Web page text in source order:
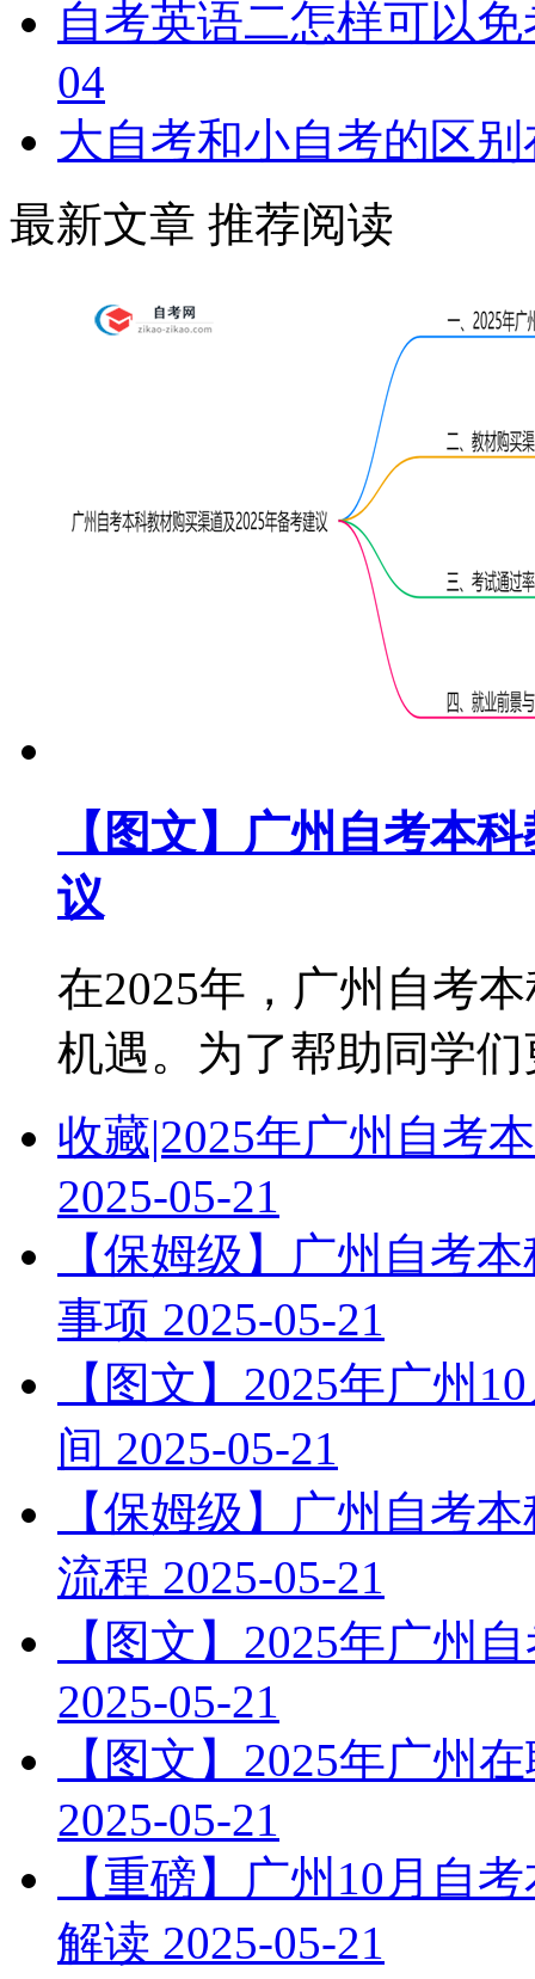
自考英语二怎样可以
04
大自考和小自考的区
最新文章 推荐阅读
【图文】广州自考本
议
在2025年，广州自考
机遇。为了帮助同学们
收藏|2025年广州自考
2025-05-21
【保姆级】广州自考
事项 2025-05-21
【图文】2025年广州
间 2025-05-21
【保姆级】广州自考
流程 2025-05-21
【图文】2025年广州
2025-05-21
【图文】2025年广州
2025-05-21
【重磅】广州10月自
解读 2025-05-21